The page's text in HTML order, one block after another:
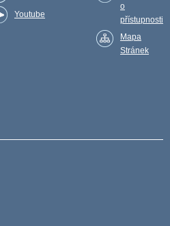
Youtube
o
přístupnosti
Mapa
Stránek